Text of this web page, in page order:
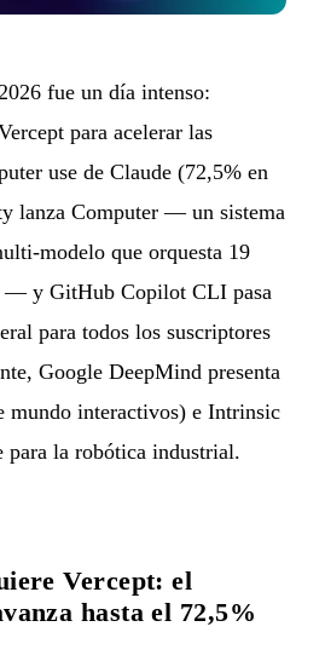
fue un día intenso:
para acelerar las
use de Claude (72,5% en
lanza Computer — un sistema
modelo que orquesta 19
— y GitHub Copilot CLI pasa
para todos los suscriptores
Google DeepMind presenta
mundo interactivos) e Intrinsic
para la robótica industrial.
Vercept: el
hasta el 72,5%